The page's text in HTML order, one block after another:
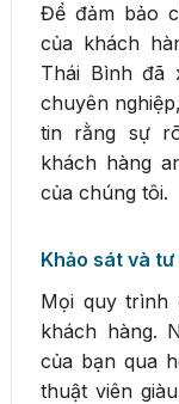
Để đảm bảo
của khách
Thái Bình đã
chuyên
tin rằng sự
khách hàng
của chúng tôi.
Khảo sát và
Mọi quy trình
khách hàng.
của bạn qua
thuật viên